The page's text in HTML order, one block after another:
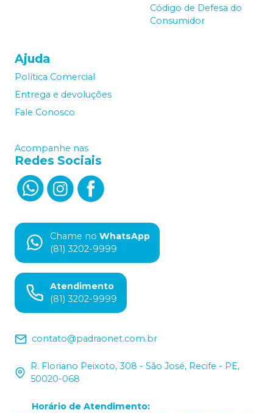
Código de Defesa do
Consumidor
Ajuda
Política Comercial
Entrega e devoluções
Fale Conosco
Acompanhe nas
Redes Sociais
Chame no WhatsApp
(81) 3202-9999
Atendimento
(81) 3202-9999
contato@padraonet.com.br
R. Floriano Peixoto, 308 - São José, Recife - PE,
50020-068
Horário de Atendimento: